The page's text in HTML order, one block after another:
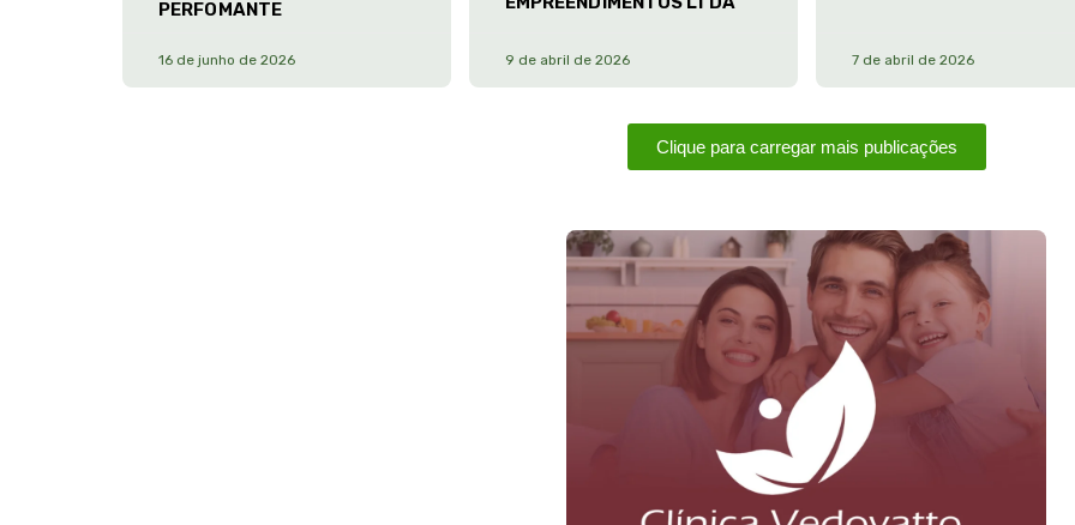
PERFOMANTE
16 de junho de 2026 9 de abril de 2026 7 de abril de 2026
Clique para carregar mais publicações